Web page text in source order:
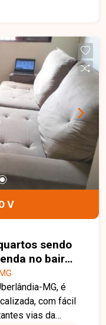
com
e 2
conforto e lazer
sua visita para
V
sendo
no bairro
MG
MG, é
com fácil
vias da